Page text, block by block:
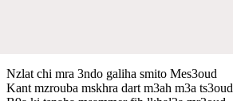
Nzlat chi mra 3ndo galiha smito Mes3oud
Kant mzrouba mskhra dart m3ah m3a ts3oud